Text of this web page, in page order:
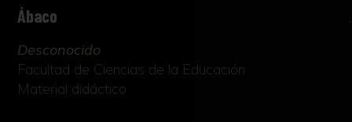
Ábaco
Desconocido
Facultad de Ciencias de la Educación
Material didáctico